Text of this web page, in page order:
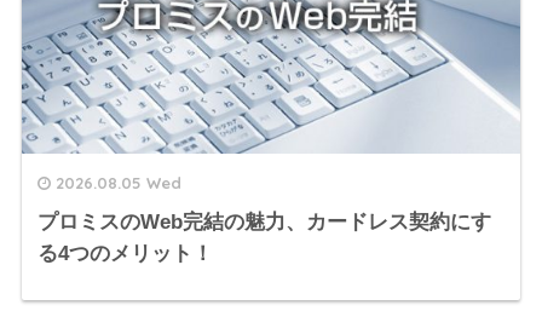
2026.08.05 Wed
プロミスのWeb完結の魅力、カードレス契約にす
る4つのメリット！